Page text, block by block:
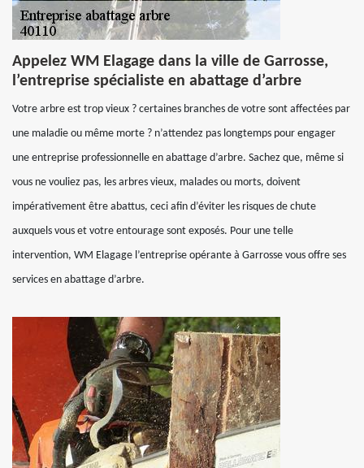
Appelez WM Elagage dans la ville de Garrosse,
l’entreprise spécialiste en abattage d’arbre
Votre arbre est trop vieux ? certaines branches de votre sont affectées par
une maladie ou même morte ? n’attendez pas longtemps pour engager
une entreprise professionnelle en abattage d’arbre. Sachez que, même si
vous ne vouliez pas, les arbres vieux, malades ou morts, doivent
impérativement être abattus, ceci afin d’éviter les risques de chute
auxquels vous et votre entourage sont exposés. Pour une telle
intervention, WM Elagage l’entreprise opérante à Garrosse vous offre ses
services en abattage d’arbre.